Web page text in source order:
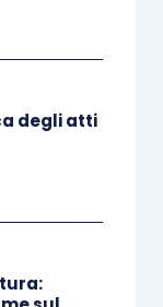
delle
per
di un
degli atti